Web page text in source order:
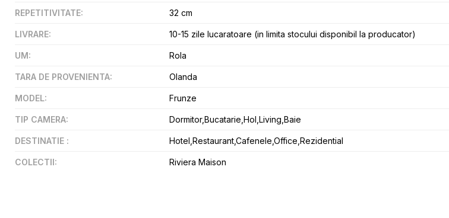
REPETITIVITATE: 32 cm
LIVRARE: 10-15 zile lucaratoare (in limita stocului disponibil la producator)
UM: Rola
TARA DE PROVENIENTA: Olanda
MODEL: Frunze
TIP CAMERA: Dormitor,Bucatarie,Hol,Living,Baie
DESTINATIE : Hotel,Restaurant,Cafenele,Office,Rezidential
COLECTII: Riviera Maison